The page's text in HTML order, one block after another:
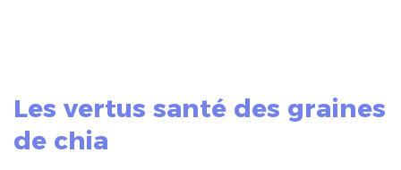
Les vertus santé des graines
de chia